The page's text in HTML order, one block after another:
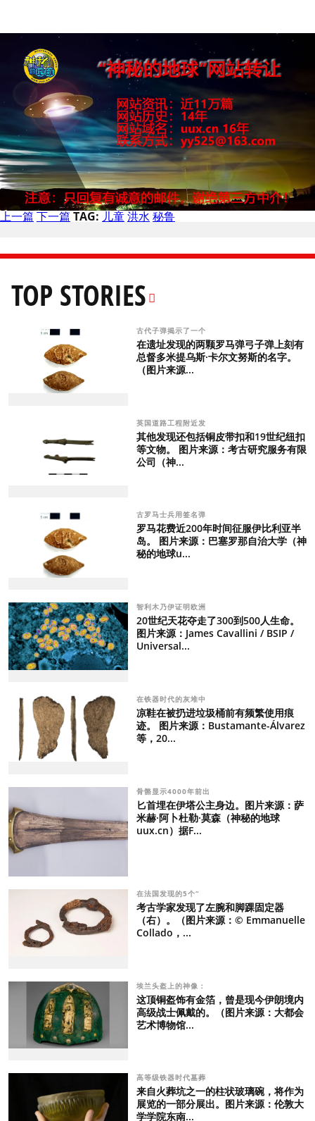
上一篇 下一篇 TAG: 儿童洪水 秘鲁
TOP STORIES
古代子弹揭示了一个
在遗址发现的两颗罗马弹弓子弹上刻有
总督多米提乌斯·卡尔文努斯的名字。
（图片来源...
英国道路工程附近发
其他发现还包括铜皮带扣和19世纪纽扣
等文物。 图片来源：考古研究服务有限
公司（神...
古罗马士兵用签名弹
罗马花费近200年时间征服伊比利亚半
岛。 图片来源：巴塞罗那自治大学（神
秘的地球u...
智利木乃伊证明欧洲
20世纪天花夺走了300到500人生命。
图片来源：James Cavallini / BSIP /
Universal...
在铁器时代的灰堆中
凉鞋在被扔进垃圾桶前有频繁使用痕
迹。 图片来源：Bustamante-Álvarez
等，20...
骨骼显示4000年前出
匕首埋在伊塔公主身边。图片来源：萨
米赫·阿卜杜勒·莫森（神秘的地球
uux.cn）据F...
在法国发现的5个“
考古学家发现了左腕和脚踝固定器
（右）。（图片来源：© Emmanuelle
Collado，...
埃兰头盔上的神像：
这顶铜盔饰有金箔，曾是现今伊朗境内
高级战士佩戴的。（图片来源：大都会
艺术博物馆...
高等级铁器时代墓葬
来自火葬坑之一的柱状玻璃碗，将作为
展览的一部分展出。图片来源：伦敦大
学学院东南...